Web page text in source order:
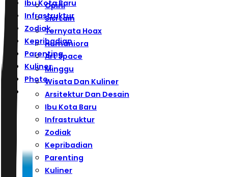
Ibu Kota Baru
Infrastruktur
Zodiak
Kepribadian
Parenting
Kuliner
Photo
Opini
Sisi Lain
Ternyata Hoax
Humaniora
Art Space
Minggu
Wisata Dan Kuliner
Arsitektur Dan Desain
Ibu Kota Baru
Infrastruktur
Zodiak
Kepribadian
Parenting
Kuliner